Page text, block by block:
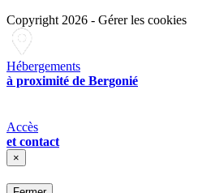
Copyright 2026 - Gérer les cookies
Hébergements
à proximité de Bergonié
Accès
et contact
×